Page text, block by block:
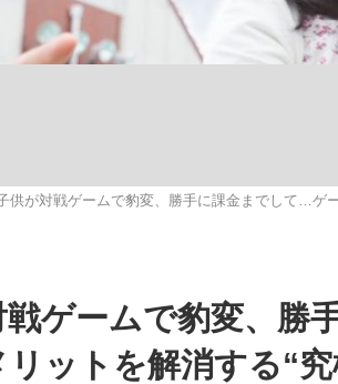
失敗する。でも…」本田圭佑が初めて明かした
供が対戦ゲームで豹変、勝手に課金までして…ゲ
戦ゲームで豹変、勝
ットを解消する“